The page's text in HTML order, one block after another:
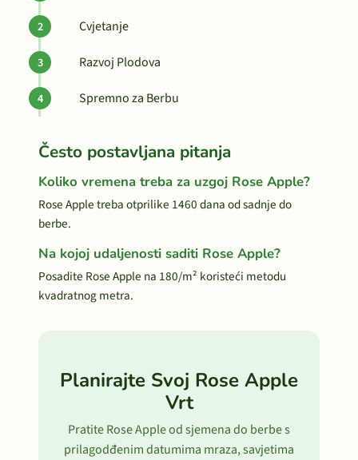
Cvjetanje
Razvoj Plodova
Spremno za Berbu
Često postavljana pitanja
Koliko vremena treba za uzgoj Rose Apple?
Rose Apple treba otprilike 1460 dana od sadnje do
berbe.
Na kojoj udaljenosti saditi Rose Apple?
Posadite Rose Apple na 180/m² koristeći metodu
kvadratnog metra.
Planirajte Svoj Rose Apple
Vrt
Pratite Rose Apple od sjemena do berbe s
prilagodđenim datumima mraza, savjetima